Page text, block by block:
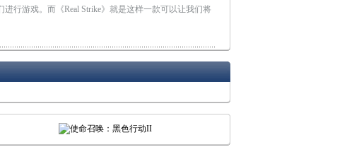
行游戏。而《Real Strike》就是这样一款可以让我们将